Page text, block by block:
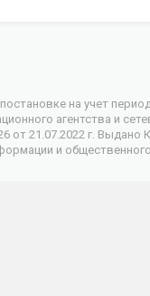
на учет
агентства и
от 21.07.2022 г.
и